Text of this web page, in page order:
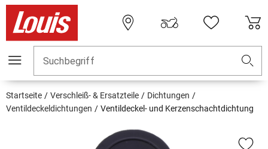
Suchbegriff
Startseite Verschleiß- & Ersatzteile
Dichtungen
Ventildeckeldichtungen
Ventildeckel- und Kerzenschachtdichtung